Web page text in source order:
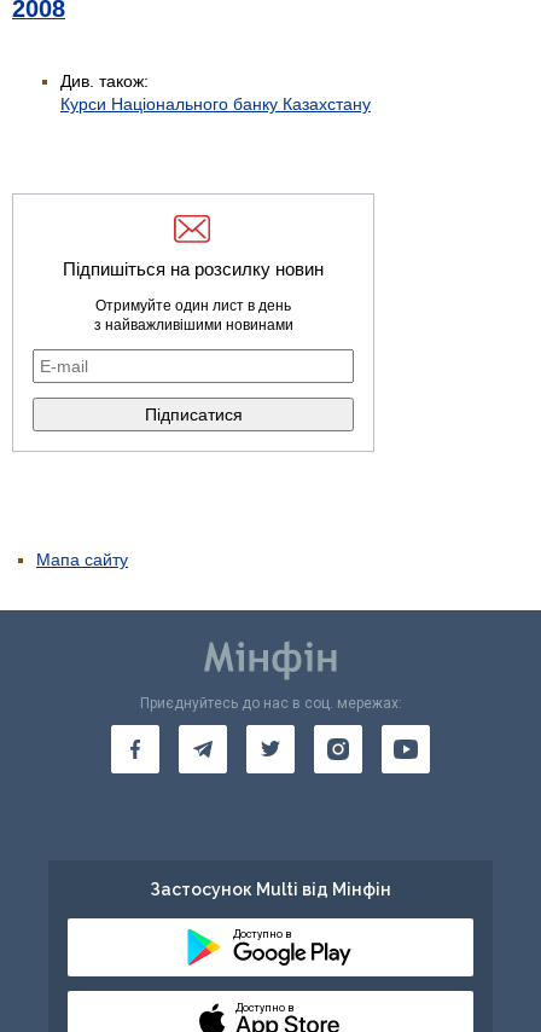
2008
Див. також:
Курси Національного банку Казахстану
Підпишіться на розсилку новин
Отримуйте один лист в день
з найважливішими новинами
Мапа сайту
Приєднуйтесь до нас в соц. мережах:
Застосунок Multi від Мінфін
Доступно в
Доступно в